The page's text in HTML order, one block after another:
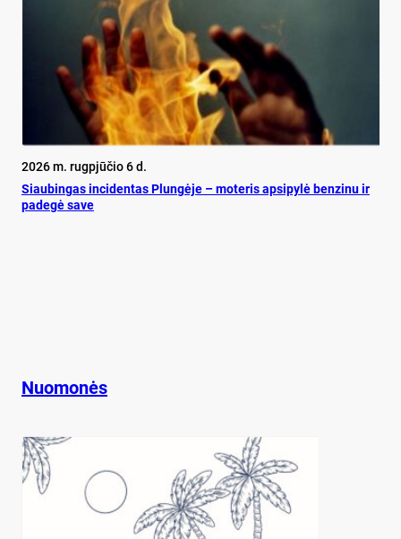
2026 m. rugpjūčio 6 d.
Siau­bin­gas in­ci­den­tas Plun­gė­je – mo­te­ris ap­si­py­lė ben­zi­nu ir
pa­de­gė sa­ve
Nuomonės